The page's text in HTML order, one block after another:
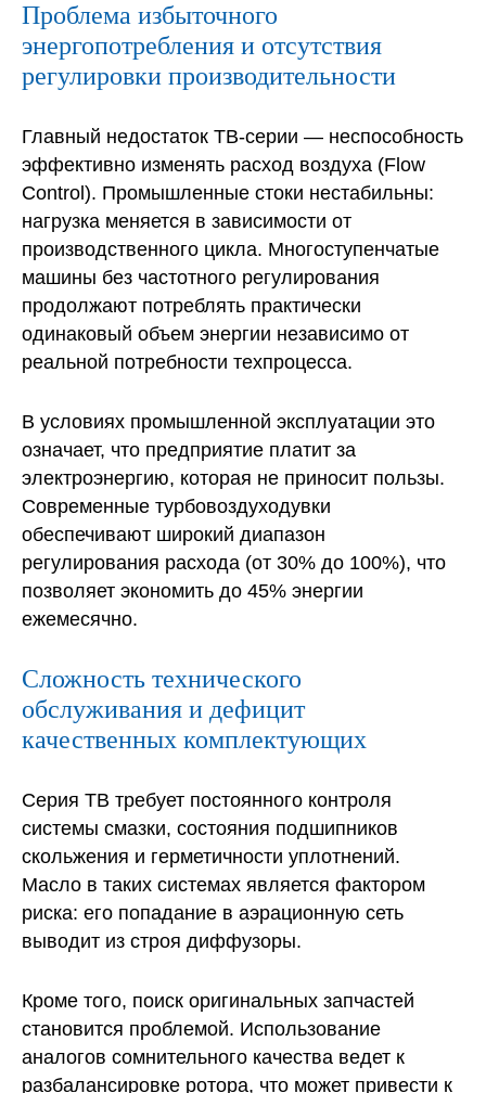
Проблема избыточного
энергопотребления и отсутствия
регулировки производительности
Главный недостаток ТВ-серии — неспособность
эффективно изменять расход воздуха (Flow
Control). Промышленные стоки нестабильны:
нагрузка меняется в зависимости от
производственного цикла. Многоступенчатые
машины без частотного регулирования
продолжают потреблять практически
одинаковый объем энергии независимо от
реальной потребности техпроцесса.
В условиях промышленной эксплуатации это
означает, что предприятие платит за
электроэнергию, которая не приносит пользы.
Современные турбовоздуходувки
обеспечивают широкий диапазон
регулирования расхода (от 30% до 100%), что
позволяет экономить до 45% энергии
ежемесячно.
Сложность технического
обслуживания и дефицит
качественных комплектующих
Серия ТВ требует постоянного контроля
системы смазки, состояния подшипников
скольжения и герметичности уплотнений.
Масло в таких системах является фактором
риска: его попадание в аэрационную сеть
выводит из строя диффузоры.
Кроме того, поиск оригинальных запчастей
становится проблемой. Использование
аналогов сомнительного качества ведет к
разбалансировке ротора, что может привести к